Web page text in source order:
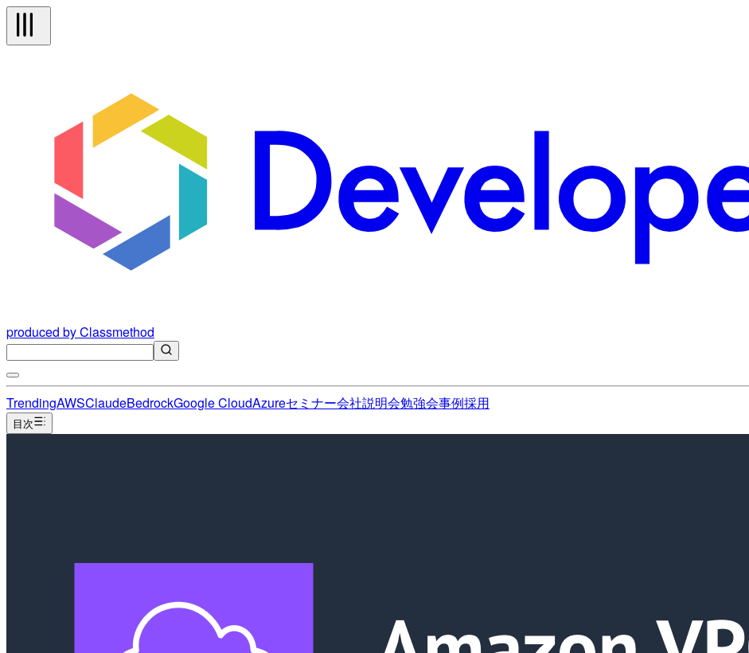
produced by Classmethod
TrendingAWSClaudeBedrockGoogle CloudAzureセミナー会社説明会勉強会事例採用
目次